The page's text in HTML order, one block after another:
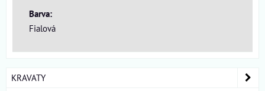
Barva:
Fialová
KRAVATY